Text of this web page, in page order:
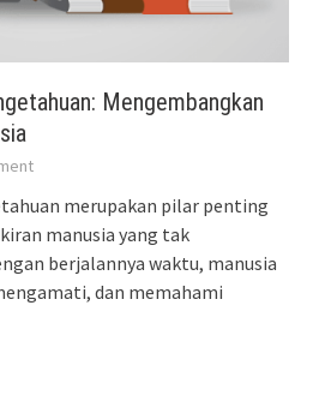
Mengembangkan
merupakan pilar penting
manusia yang tak
berjalannya waktu, manusia
dan memahami